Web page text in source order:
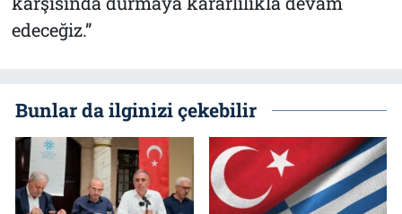
edeceğiz.”
Bunlar da ilginizi çekebilir